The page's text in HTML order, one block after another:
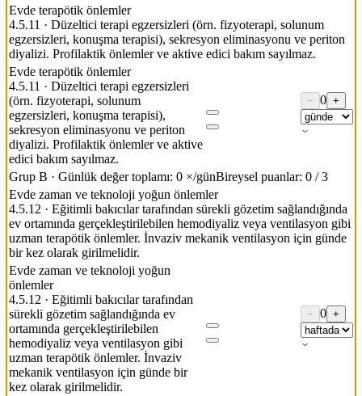
Evde terapötik önlemler
4.5.11 · Düzeltici terapi egzersizleri (örn. fizyoterapi, solunum
egzersizleri, konuşma terapisi), sekresyon eliminasyonu ve periton
diyalizi. Profilaktik önlemler ve aktive edici bakım sayılmaz.
Evde terapötik önlemler
4.5.11 · Düzeltici terapi egzersizleri
(örn. fizyoterapi, solunum
egzersizleri, konuşma terapisi),
sekresyon eliminasyonu ve periton
diyalizi. Profilaktik önlemler ve aktive
edici bakım sayılmaz.
− 0 +
Grup B · Günlük değer toplamı: 0 ×/günBireysel puanlar: 0 / 3
Evde zaman ve teknoloji yoğun önlemler
4.5.12 · Eğitimli bakıcılar tarafından sürekli gözetim sağlandığında
ev ortamında gerçekleştirilebilen hemodiyaliz veya ventilasyon gibi
uzman terapötik önlemler. İnvaziv mekanik ventilasyon için günde
bir kez olarak girilmelidir.
Evde zaman ve teknoloji yoğun
önlemler
4.5.12 · Eğitimli bakıcılar tarafından
sürekli gözetim sağlandığında ev
ortamında gerçekleştirilebilen
hemodiyaliz veya ventilasyon gibi
uzman terapötik önlemler. İnvaziv
mekanik ventilasyon için günde bir
kez olarak girilmelidir.
− 0 +